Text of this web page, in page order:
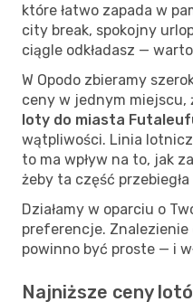
które łatwo zapada w
city break, spokojny
ciągle odkładasz —
W Opodo zbieramy
ceny w jednym miejscu,
loty do miasta
wątpliwości. Linia
to ma wpływ na to, jak
żeby ta część
Działamy w oparciu o
preferencje.
powinno być proste — i
Najniższe ceny